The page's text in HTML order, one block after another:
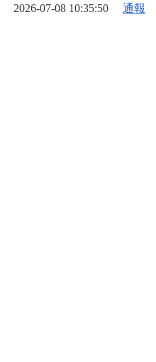
2026-07-08 10:35:50 通報